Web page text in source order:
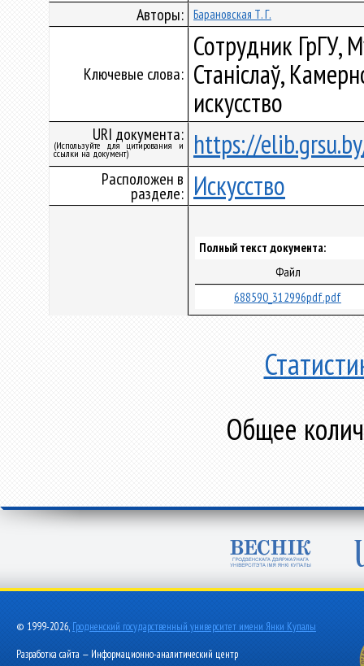
Авторы: Барановская Т. Г.
Ключевые слова:
Сотрудник ГрГУ,
Станіслаў,
искусство
URI документа:
(Используйте для цитирования и
ссылки на документ) https://
Расположен в
разделе: Искусство
Полный текст документа:
Файл
688590_312996pdf.pdf
Общее
© 1999-2026, Гродненский государственный университет имени Янки Купалы
Разработка сайта — Информационно-аналитический центр